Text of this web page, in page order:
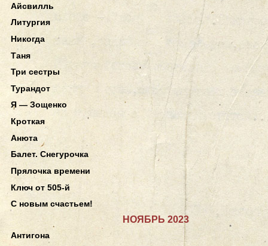
Айсвилль
Литургия
Никогда
Таня
Три сестры
Турандот
Я — Зощенко
Кроткая
Анюта
Балет. Снегурочка
Прялочка времени
Ключ от 505-й
С новым счастьем!
НОЯБРЬ 2023
Антигона